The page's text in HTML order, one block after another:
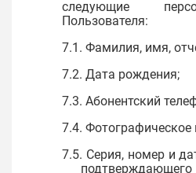
следующие
Пользователя:
7.1. Фамилия, имя,
7.2. Дата рождения;
7.3. Абонентский
7.4. Фотографическое
7.5. Серия, номер и